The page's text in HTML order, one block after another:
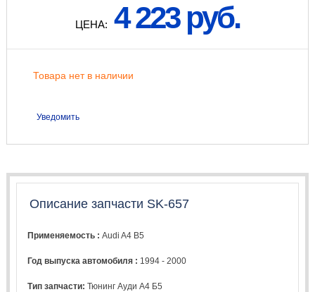
ЦЕНА: 4 223 руб.
Товара нет в наличии
Уведомить
Описание запчасти SK-657
Применяемость :Audi A4 B5
Год выпуска автомобиля : 1994 - 2000
Тип запчасти:Тюнинг Ауди А4 Б5